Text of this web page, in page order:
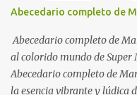
Abecedario completo de
Abecedario completo de
al colorido mundo de
Abecedario completo de
la esencia vibrante y lúdica